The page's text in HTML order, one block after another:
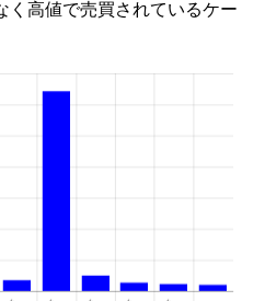
高値で売買されているケー